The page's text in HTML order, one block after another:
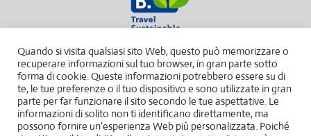
Quando si visita qualsiasi sito Web, questo può memorizzare o
recuperare informazioni sul tuo browser, in gran parte sotto
forma di cookie. Queste informazioni potrebbero essere su di
te, le tue preferenze o il tuo dispositivo e sono utilizzate in gran
parte per far funzionare il sito secondo le tue aspettative. Le
informazioni di solito non ti identificano direttamente, ma
possono fornire un'esperienza Web più personalizzata. Poiché